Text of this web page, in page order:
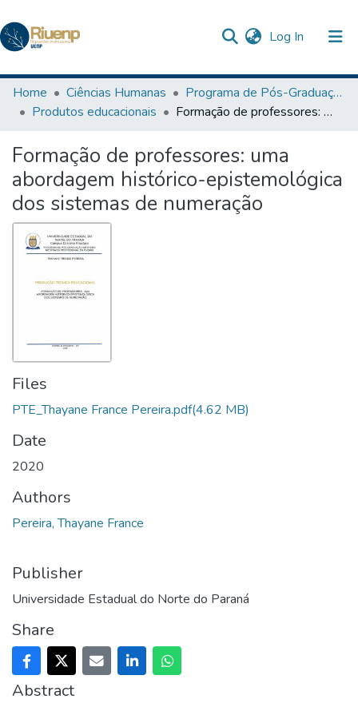
Log In (current)
Communities & Collections
Statistics
The Repository
Home Ciências Humanas
Programa de Pós-Graduação em Ensino
Produtos educacionais
Formação de professores: uma abordagem histórico-epistemológica dos sistemas de numeração
Formação de professores: uma
abordagem histórico-epistemológica
dos sistemas de numeração
Files
PTE_Thayane France Pereira.pdf(4.62 MB)
Date
2020
Authors
Pereira, Thayane France
Publisher
Universidade Estadual do Norte do Paraná
Share
Abstract